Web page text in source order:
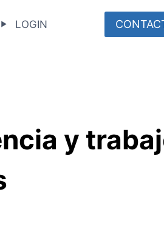
LOGIN
y